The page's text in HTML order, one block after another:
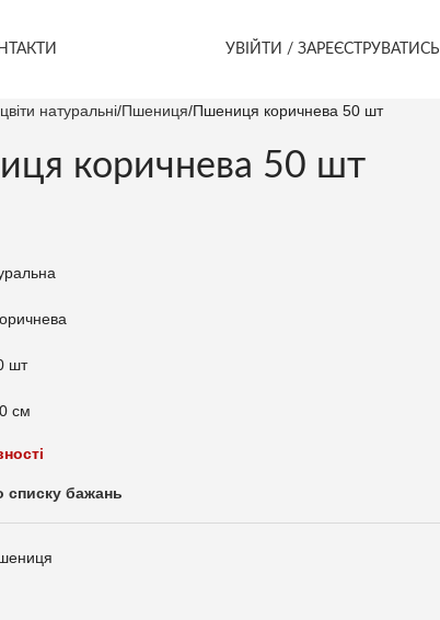
УВІЙТИ / ЗАРЕЄСТРУВАТИСЬ
натуральні Пшениця Пшениця коричнева 50 шт
коричнева 50 шт
шт
см
списку бажань